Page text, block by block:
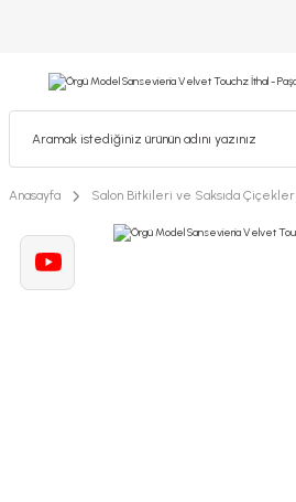
Anasayfa Salon Bitkileri ve Saksıda Çiçekler